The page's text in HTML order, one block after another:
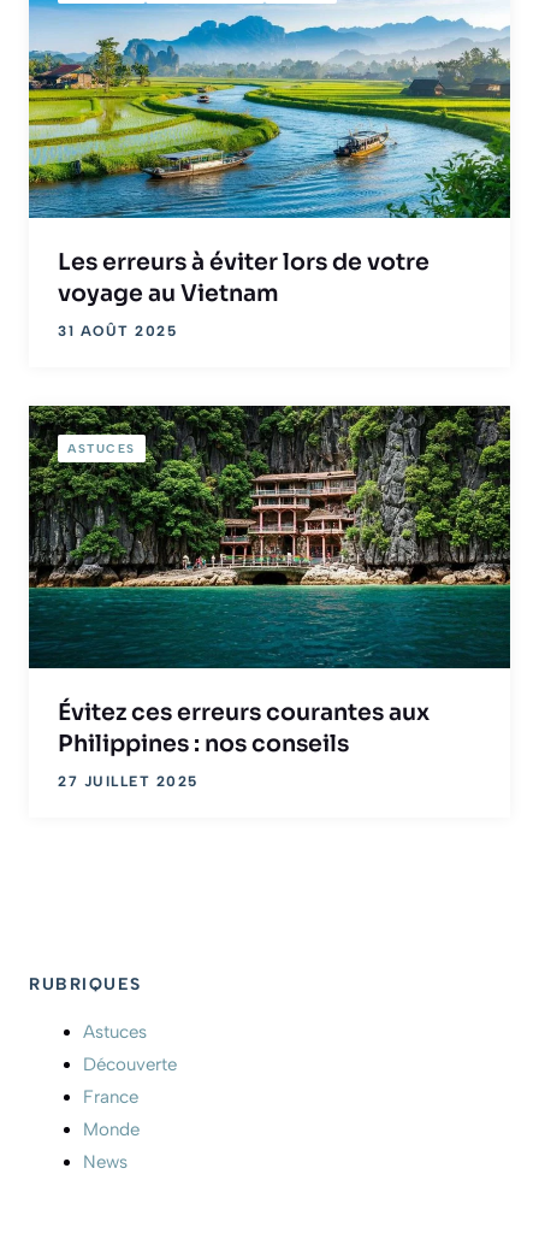
Les erreurs à éviter lors de votre
voyage au Vietnam
31 AOÛT 2025
ASTUCES
Évitez ces erreurs courantes aux
Philippines : nos conseils
27 JUILLET 2025
RUBRIQUES
Astuces
Découverte
France
Monde
News